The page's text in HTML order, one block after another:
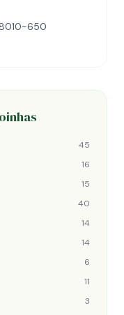
650
45
16
15
40
14
14
6
11
3